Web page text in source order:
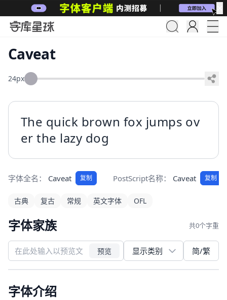
Caveat
24px
The quick brown fox jumps ov
er the lazy dog
字体全名： Caveat 复制 PostScript名称： Caveat 复制
古典 复古 常规 英文字体 OFL
字体家族 共0个字重
预览 简/繁
字体介绍